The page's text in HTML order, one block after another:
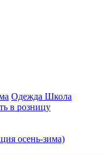
Одежда Школа
в розницу
осень-зима)